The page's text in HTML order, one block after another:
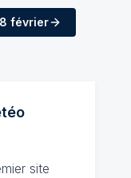
février
site